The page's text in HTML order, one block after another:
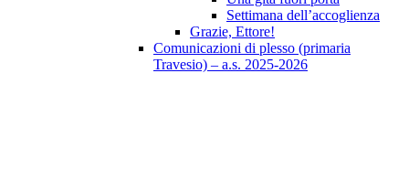
Settimana dell’accoglienza
Grazie, Ettore!
Comunicazioni di plesso (primaria
Travesio) – a.s. 2025-2026